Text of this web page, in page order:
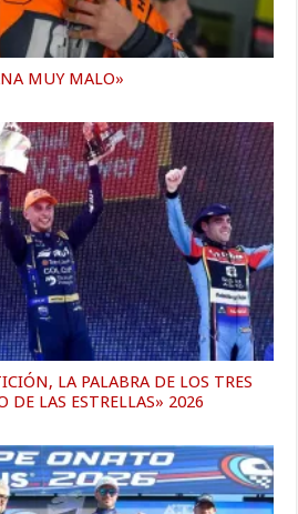
MUY MALO»
LA PALABRA DE LOS TRES
DE LAS ESTRELLAS» 2026